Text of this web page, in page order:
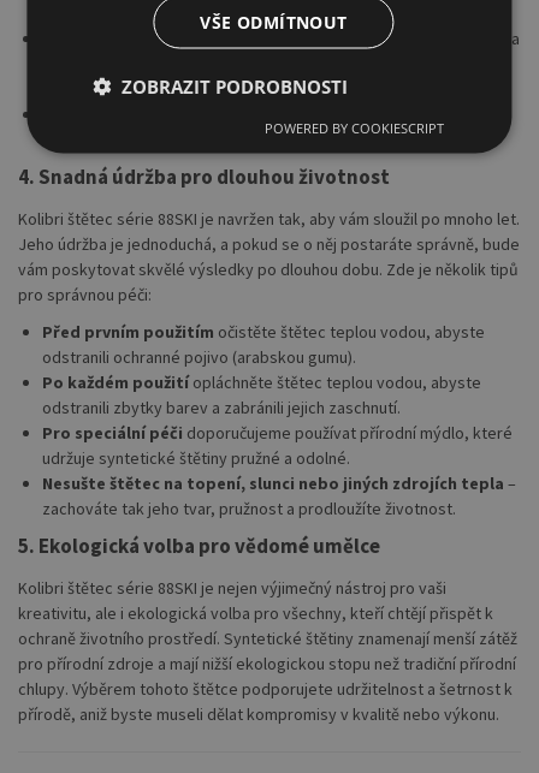
zaručuje odolnost proti korozi, čímž prodlužuje životnost štětce.
Krátká černá rukojeť
– ergonomický tvar skvěle padne do ruky a
pro dlouhé hodiny tvoření.
tahem a pohodlí při práci na jakémkoli projektu.
4. Snadná údržba pro dlouhou životnost
Kolibri štětec série 88SKI je navržen tak, aby vám sloužil po mnoho let.
Jeho údržba je jednoduchá, a pokud se o něj postaráte správně, bude
vám poskytovat skvělé výsledky po dlouhou dobu. Zde je několik tipů
pro správnou péči:
Před prvním použitím očistěte štětec teplou vodou, abyste
odstranili ochranné pojivo (arabskou gumu).
Po každém použitíopláchněte štětec teplou vodou, abyste
odstranili zbytky barev a zabránili jejich zaschnutí.
Pro speciální péči doporučujeme používat přírodní mýdlo, které
udržuje syntetické štětiny pružné a odolné.
Nesušte štětec na topení, slunci nebo jiných zdrojích tepla –
zachováte tak jeho tvar, pružnost a prodloužíte životnost.
5. Ekologická volba pro vědomé umělce
Kolibri štětec série 88SKI je nejen výjimečný nástroj pro vaši
kreativitu, ale i ekologická volba pro všechny, kteří chtějí přispět k
ochraně životního prostředí. Syntetické štětiny znamenají menší zátěž
pro přírodní zdroje a mají nižší ekologickou stopu než tradiční přírodní
chlupy. Výběrem tohoto štětce podporujete udržitelnost a šetrnost k
přírodě, aniž byste museli dělat kompromisy v kvalitě nebo výkonu.
VŠE ODMÍTNOUT
ZOBRAZIT PODROBNOSTI
POWERED BY COOKIESCRIPT